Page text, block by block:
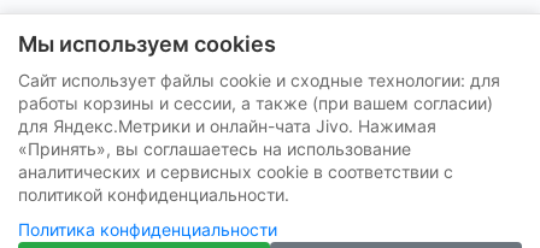
характеристики, наличие, подбор
Нашу продукцию Вы можете приобрести на маркетплейсах
Мы используем cookies
Сайт использует файлы cookie и сходные технологии: для
работы корзины и сессии, а также (при вашем согласии)
для Яндекс.Метрики и онлайн-чата Jivo. Нажимая
«Принять», вы соглашаетесь на использование
аналитических и сервисных cookie в соответствии с
политикой конфиденциальности.
Политика конфиденциальности